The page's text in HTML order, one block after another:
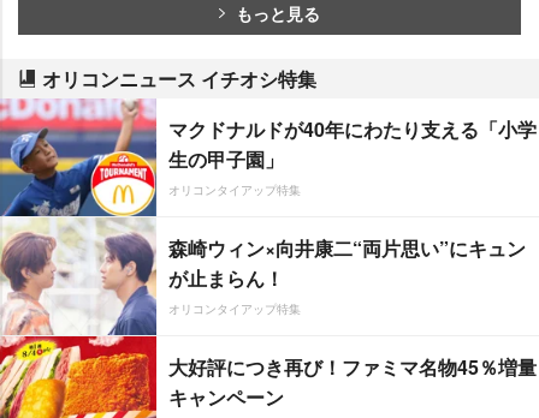
もっと見る
オリコンニュース イチオシ特集
マクドナルドが40年にわたり支える「小学
生の甲子園」
オリコンタイアップ特集
森崎ウィン×向井康二“両片思い”にキュン
が止まらん！
オリコンタイアップ特集
大好評につき再び！ファミマ名物45％増量
キャンペーン